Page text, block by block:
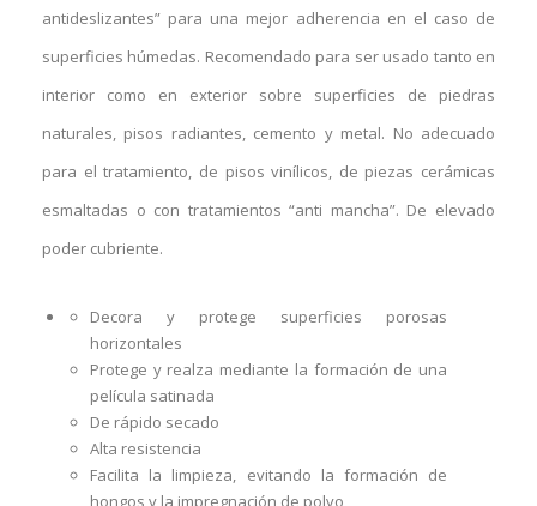
antideslizantes” para una mejor adherencia en el caso de
superficies húmedas. Recomendado para ser usado tanto en
interior como en exterior sobre superficies de piedras
naturales, pisos radiantes, cemento y metal. No adecuado
para el tratamiento, de pisos vinílicos, de piezas cerámicas
esmaltadas o con tratamientos “anti mancha”. De elevado
poder cubriente.
Decora y protege superficies porosas
horizontales
Protege y realza mediante la formación de una
película satinada
De rápido secado
Alta resistencia
Facilita la limpieza, evitando la formación de
hongos y la impregnación de polvo